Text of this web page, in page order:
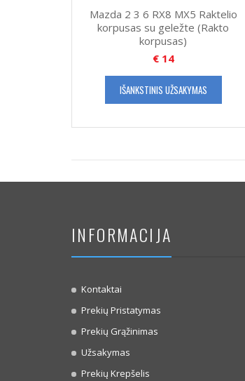
Mazda 2 3 6 RX8 MX5 Raktelio
korpusas su geležte (Rakto
korpusas)
€14
IŠANKSTINIS UŽSAKYMAS
INFORMACIJA
Kontaktai
Prekių Pristatymas
Prekių Grąžinimas
Užsakymas
Prekių Krepšelis